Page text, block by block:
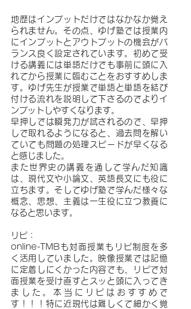
地歴はインプットだけではなかなか覚え
られません。その点、ゆげ塾では授業内
にインプットとアウトプットの機会がバ
ランス良く設定されています。初めて受
ける講義には単語だけでも事前に頭に入
れてから授業に臨むことをおすすめしま
す。ゆげ先生が授業で単語と単語を結び
付ける流れを説明して下さるのでよりイ
ンプットしやすくなります。
早押しでは瞬発力が試されるので、早押
しで取れるようになると、過去問を解い
ていても問題の処理スピードが早くなる
と感じました。
また世界史の講義を通して学んだ知識
は、現代文や小論文、英語長文にも役に
立ちます。そしてゆげ塾で学んだ様々な
概念、思想、主義は一生役に立つ教養に
なると思います。
リピ：
online-TMBも対面授業もリピ制度を多
く活用していました。映像授業では記憶
に定着しにくかった内容でも、リピで対
面授業を受け直すとスッと頭に入ってき
ました。本当にリピはおすすめで
す！！！特に近現代は難しくて細かく覚